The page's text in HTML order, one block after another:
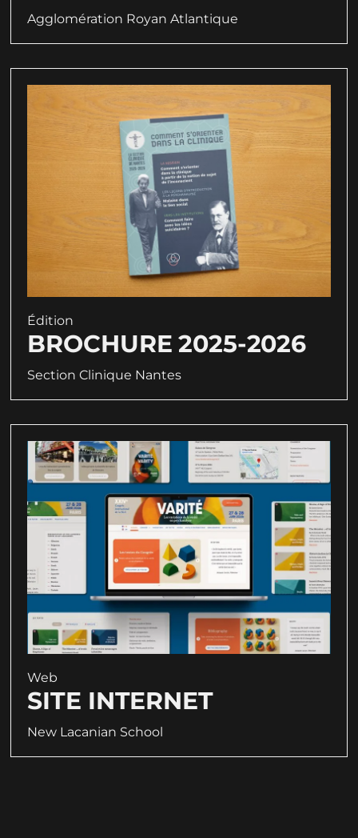
Agglomération Royan Atlantique
Édition
BROCHURE 2025-2026
Section Clinique Nantes
Web
SITE INTERNET
New Lacanian School